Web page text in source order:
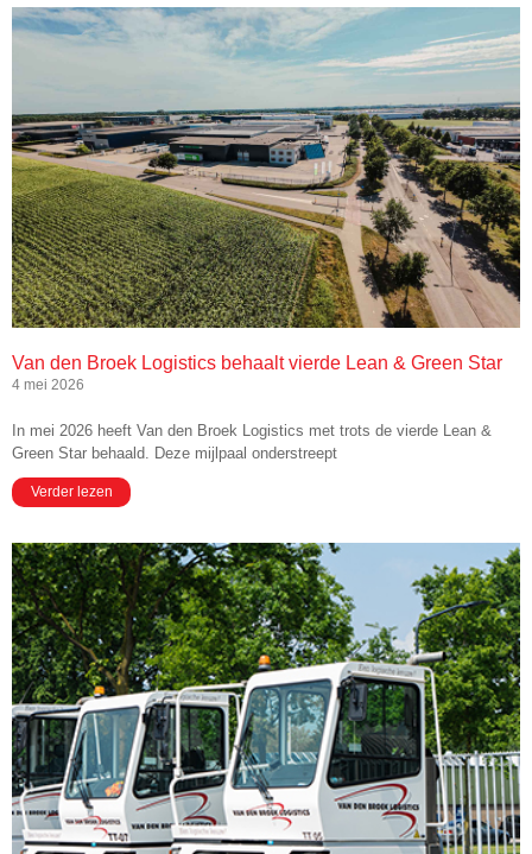
Van den Broek Logistics behaalt vierde Lean & Green Star
4 mei 2026
In mei 2026 heeft Van den Broek Logistics met trots de vierde Lean &
Green Star behaald. Deze mijlpaal onderstreept
Verder lezen